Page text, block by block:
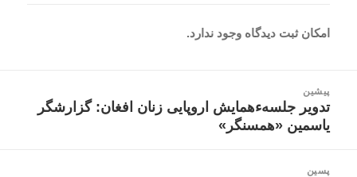
امکان ثبت دیدگاه وجود ندارد.
نوشتهپیشین
نوشته
قبلی:
تدویر جلسهءهمایش اروپایی زنان افغان: گزارشگر
یاسمین «همسنگر»
پسین